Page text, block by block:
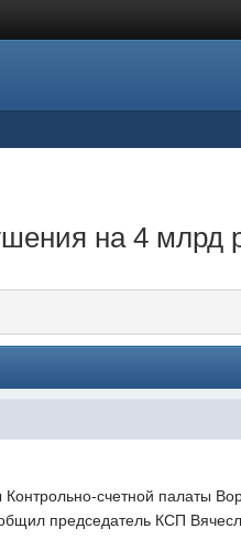
на 4 млрд
счетной палаты
председатель КСП